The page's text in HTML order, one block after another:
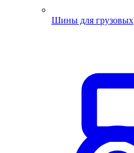
Шины для грузовых